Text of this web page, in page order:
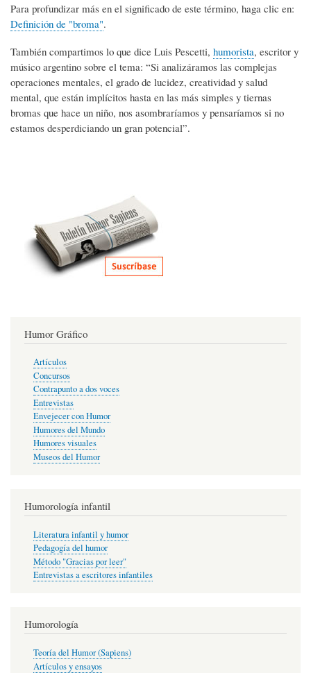
Para profundizar más en el significado de este término, haga clic en:
Definición de "broma".
También compartimos lo que dice Luis Pescetti, humorista, escritor y
músico argentino sobre el tema: “Si analizáramos las complejas
operaciones mentales, el grado de lucidez, creatividad y salud
mental, que están implícitos hasta en las más simples y tiernas
bromas que hace un niño, nos asombraríamos y pensaríamos si no
estamos desperdiciando un gran potencial”.
Humor Gráfico
Artículos
Concursos
Contrapunto a dos voces
Entrevistas
Envejecer con Humor
Humores del Mundo
Humores visuales
Museos del Humor
Humorología infantil
Literatura infantil y humor
Pedagogía del humor
Método "Gracias por leer"
Entrevistas a escritores infantiles
Humorología
Teoría del Humor (Sapiens)
Artículos y ensayos